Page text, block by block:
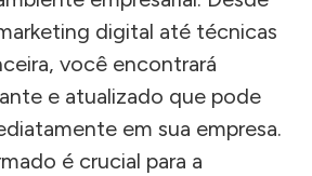
digital até técnicas
você encontrará
e atualizado que pode
em sua empresa.
é crucial para a